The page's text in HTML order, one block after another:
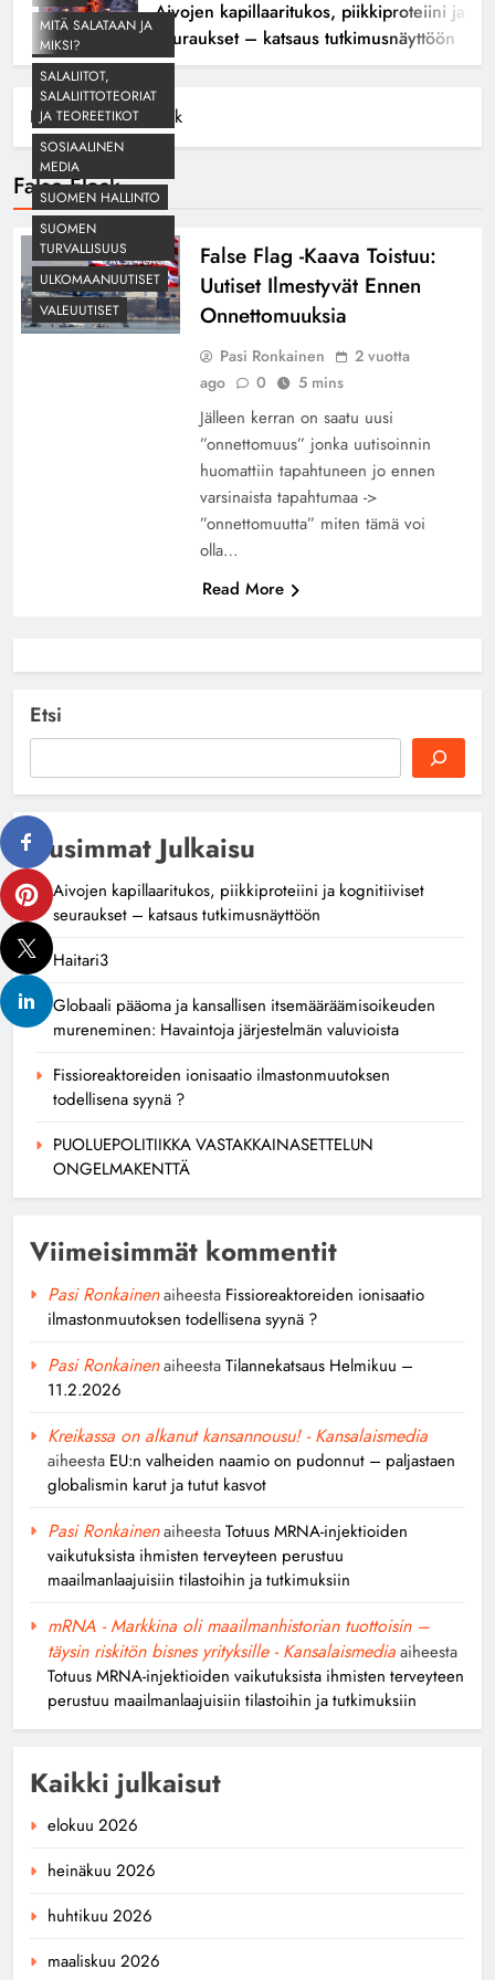
Aivojen kapillaaritukos, piikkiproteiini ja
seuraukset – katsaus tutkimusnäyttöön
Home False Flack
False Flack
MITÄ SALATAAN JA
MIKSI?
SALALIITOT,
SALALIITTOTEORIAT
JA TEOREETIKOT
SOSIAALINEN
MEDIA
SUOMEN HALLINTO
SUOMEN
TURVALLISUUS
ULKOMAANUUTISET
VALEUUTISET
False Flag -Kaava Toistuu:
Uutiset Ilmestyvät Ennen
Onnettomuuksia
Pasi Ronkainen
2 vuotta
ago
0 5 mins
Jälleen kerran on saatu uusi
”onnettomuus” jonka uutisoinnin
huomattiin tapahtuneen jo ennen
varsinaista tapahtumaa ->
”onnettomuutta” miten tämä voi
olla…
Read More
Etsi
Uusimmat Julkaisu
Aivojen kapillaaritukos, piikkiproteiini ja kognitiiviset
seuraukset – katsaus tutkimusnäyttöön
Haitari3
Globaali pääoma ja kansallisen itsemääräämisoikeuden
mureneminen: Havaintoja järjestelmän valuvioista
Fissioreaktoreiden ionisaatio ilmastonmuutoksen
todellisena syynä ?
PUOLUEPOLITIIKKA VASTAKKAINASETTELUN
ONGELMAKENTTÄ
Viimeisimmät kommentit
Pasi Ronkainenaiheesta Fissioreaktoreiden ionisaatio
ilmastonmuutoksen todellisena syynä ?
Pasi RonkainenaiheestaTilannekatsaus Helmikuu –
11.2.2026
Kreikassa on alkanut kansannousu! - Kansalaismedia
aiheesta EU:n valheiden naamio on pudonnut – paljastaen
globalismin karut ja tutut kasvot
Pasi RonkainenaiheestaTotuus MRNA-injektioiden
vaikutuksista ihmisten terveyteen perustuu
maailmanlaajuisiin tilastoihin ja tutkimuksiin
mRNA - Markkina oli maailmanhistorian tuottoisin –
täysin riskitön bisnes yrityksille - Kansalaismediaaiheesta
Totuus MRNA-injektioiden vaikutuksista ihmisten terveyteen
perustuu maailmanlaajuisiin tilastoihin ja tutkimuksiin
Kaikki julkaisut
elokuu 2026
heinäkuu 2026
huhtikuu 2026
maaliskuu 2026